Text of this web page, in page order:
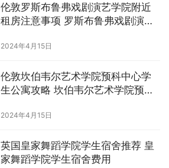
伦敦罗斯布鲁弗戏剧演艺学院附近
租房注意事项 罗斯布鲁弗戏剧演艺
2024年4月15日
伦敦坎伯韦尔艺术学院预科中心学
生公寓攻略 坎伯韦尔艺术学院预科
2024年4月15日
英国皇家舞蹈学院学生宿舍推荐 皇
家舞蹈学院学生宿舍费用